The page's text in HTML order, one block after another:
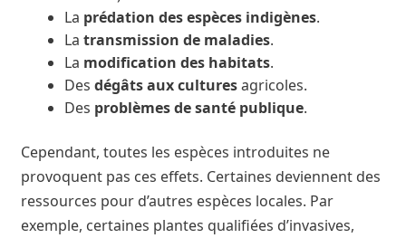
La prédation des espèces indigènes.
La transmission de maladies.
La modification des habitats.
Des dégâts aux culturesagricoles.
Des problèmes de santé publique.
Cependant, toutes les espèces introduites ne
provoquent pas ces effets. Certaines deviennent des
ressources pour d’autres espèces locales. Par
exemple, certaines plantes qualifiées d’invasives,